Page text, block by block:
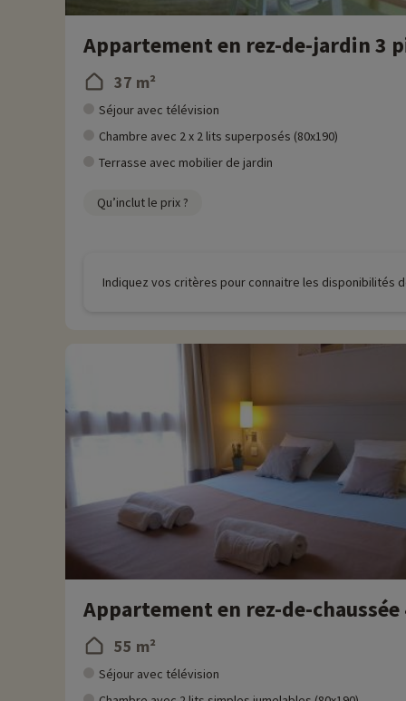
Appartement en rez-de-jardin 3
37 m²
Séjour avec télévision
Chambre avec 2 x 2 lits superposés (80x190)
Terrasse avec mobilier de jardin
Qu’inclut le prix ?
Indiquez vos critères pour connaitre les disponibilités
Appartement en rez-de-chaussée
55 m²
Séjour avec télévision